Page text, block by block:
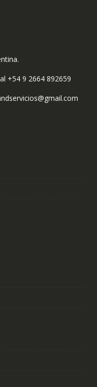
+54 9 2664 892659